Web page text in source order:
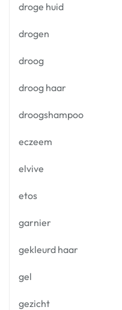
droge huid
drogen
droog
droog haar
droogshampoo
eczeem
elvive
etos
garnier
gekleurd haar
gel
gezicht